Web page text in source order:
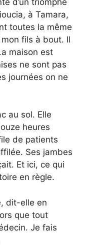
à Tamara,
toutes la même
mon fils à bout. Il
maison est
ne sont pas
journées on ne
au sol. Elle
heures
de patients
Ses jambes
Et ici, ce qui
en règle.
dit-elle en
que tout
Je fais